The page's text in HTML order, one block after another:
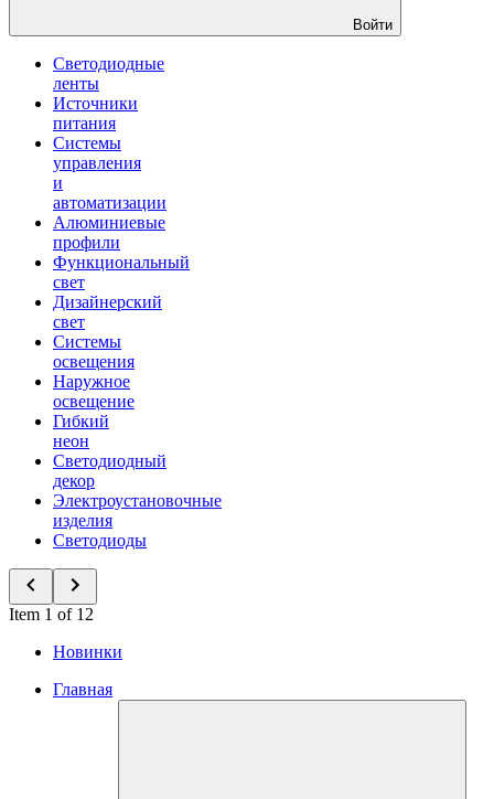
Войти
Светодиодные
ленты
Источники
питания
Системы
управления
и
автоматизации
Алюминиевые
профили
Функциональный
свет
Дизайнерский
свет
Системы
освещения
Наружное
освещение
Гибкий
неон
Светодиодный
декор
Электроустановочные
изделия
Светодиоды
Item 1 of 12
Новинки
Главная